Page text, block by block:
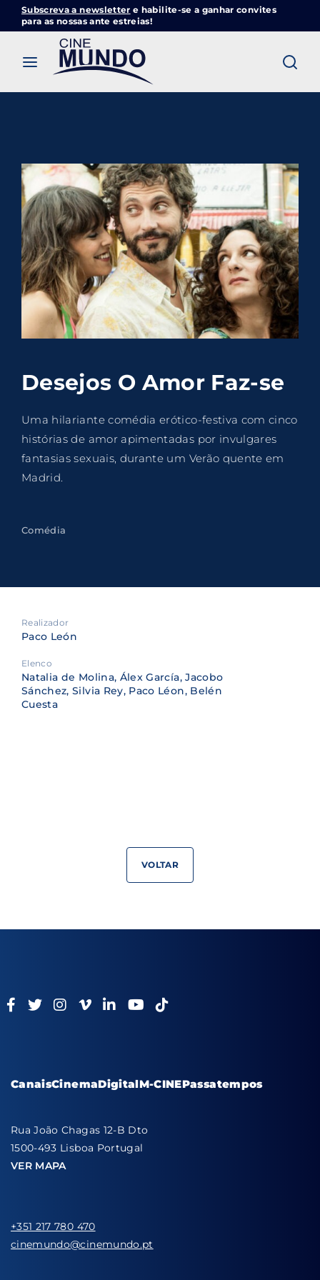
Subscreva a newsletter e habilite-se a ganhar convites
para as nossas ante estreias!
Desejos O Amor Faz-se
Uma hilariante comédia erótico-festiva com cinco
histórias de amor apimentadas por invulgares
fantasias sexuais, durante um Verão quente em
Madrid.
Comédia
Realizador
Paco León
Elenco
Natalia de Molina, Álex García, Jacobo
Sánchez, Silvia Rey, Paco Léon, Belén
Cuesta
VOLTAR
CanaisCinemaDigitalM-CINEPassatempos
Rua João Chagas 12-B Dto
1500-493 Lisboa Portugal
VER MAPA
+351 217 780 470
cinemundo@cinemundo.pt
Cinemundo – Onde O Cinema Acontece
Login
Password
SIGN IN
Remember Me
Lost Your Password?
By signing in, you agree to
conditionsand our privacy policy.